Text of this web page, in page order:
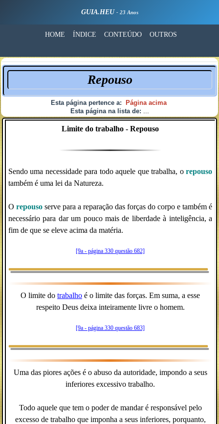
GUIA.HEU - 23 Anos
HOME ÍNDICE CONTEÚDO OUTROS
Repouso
Esta página pertence a:
Página acima
Esta página na lista de: ...
Limite do trabalho - Repouso
Sendo uma necessidade para todo aquele que trabalha, o repouso
também é uma lei da Natureza.
O repouso serve para a reparação das forças do corpo e também é
necessário para dar um pouco mais de liberdade à inteligência, a
fim de que se eleve acima da matéria.
[9a - página 330 questão 682]
O limite do trabalho é o limite das forças. Em suma, a esse
respeito Deus deixa inteiramente livre o homem.
[9a - página 330 questão 683]
Uma das piores ações é o abuso da autoridade, impondo a seus
inferiores excessivo trabalho.
Todo aquele que tem o poder de mandar é responsável pelo
excesso de trabalho que imponha a seus inferiores, porquanto,